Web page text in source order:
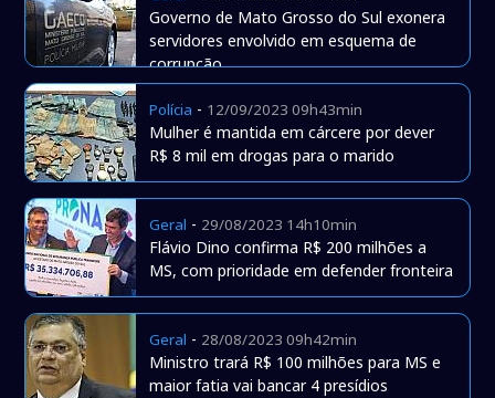
Governo de Mato Grosso do Sul exonera
servidores envolvido em esquema de
corrupção
Polícia - 12/09/2023 09h43min
Mulher é mantida em cárcere por dever
R$ 8 mil em drogas para o marido
Geral - 29/08/2023 14h10min
Flávio Dino confirma R$ 200 milhões a
MS, com prioridade em defender fronteira
Geral - 28/08/2023 09h42min
Ministro trará R$ 100 milhões para MS e
maior fatia vai bancar 4 presídios